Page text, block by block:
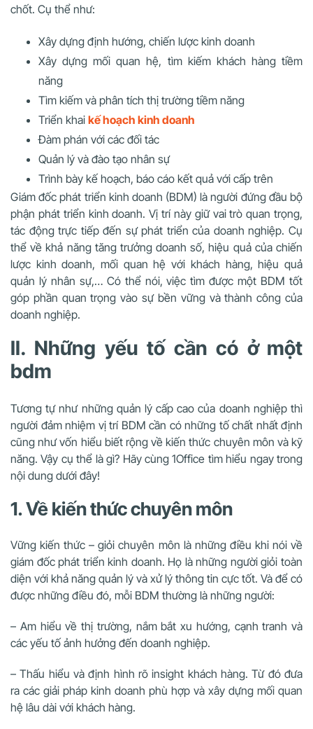
chốt. Cụ thể như:
Xây dựng định hướng, chiến lược kinh doanh
Xây dựng mối quan hệ, tìm kiếm khách hàng tiềm
năng
Tìm kiếm và phân tích thị trường tiềm năng
Triển khai kế hoạch kinh doanh
Đàm phán với các đối tác
Quản lý và đào tạo nhân sự
Trình bày kế hoạch, báo cáo kết quả với cấp trên
Giám đốc phát triển kinh doanh (BDM) là người đứng đầu bộ
phận phát triển kinh doanh. Vị trí này giữ vai trò quan trọng,
tác động trực tiếp đến sự phát triển của doanh nghiệp. Cụ
thể về khả năng tăng trưởng doanh số, hiệu quả của chiến
lược kinh doanh, mối quan hệ với khách hàng, hiệu quả
quản lý nhân sự,… Có thể nói, việc tìm được một BDM tốt
góp phần quan trọng vào sự bền vững và thành công của
doanh nghiệp.
II. Những yếu tố cần có ở một
bdm
Tương tự như những quản lý cấp cao của doanh nghiệp thì
người đảm nhiệm vị trí BDM cần có những tố chất nhất định
cũng như vốn hiểu biết rộng về kiến thức chuyên môn và kỹ
năng. Vậy cụ thể là gì? Hãy cùng 1Office tìm hiểu ngay trong
nội dung dưới đây!
1. Về kiến thức chuyên môn
Vững kiến thức – giỏi chuyên môn là những điều khi nói về
giám đốc phát triển kinh doanh. Họ là những người giỏi toàn
diện với khả năng quản lý và xử lý thông tin cực tốt. Và để có
được những điều đó, mỗi BDM thường là những người:
– Am hiểu về thị trường, nắm bắt xu hướng, cạnh tranh và
các yếu tố ảnh hưởng đến doanh nghiệp.
– Thấu hiểu và định hình rõ insight khách hàng. Từ đó đưa
ra các giải pháp kinh doanh phù hợp và xây dựng mối quan
hệ lâu dài với khách hàng.